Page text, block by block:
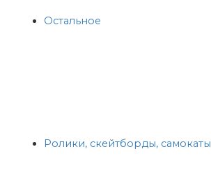
Остальное
Ролики, скейтборды, самокаты